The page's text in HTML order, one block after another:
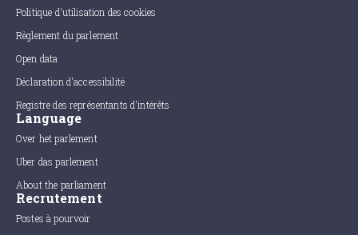
Politique d'utilisation des cookies
Règlement du parlement
Open data
Déclaration d'accessibilité
Registre des représentants d'intérêts
Language
Over het parlement
Uber das parlement
About the parliament
Recrutement
Postes à pourvoir